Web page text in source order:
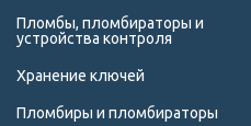
Пломбы, пломбираторы и
устройства контроля
Хранение ключей
Пломбиры и пломбираторы